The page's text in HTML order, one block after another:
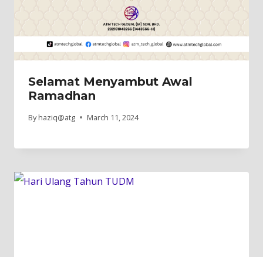
Selamat Menyambut Awal
Ramadhan
By haziq@atg March 11, 2024